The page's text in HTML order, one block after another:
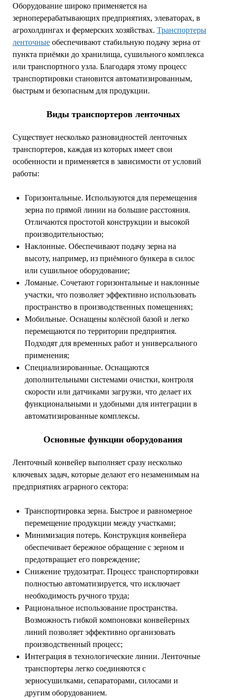
Оборудование широко применяется на
зерноперерабатывающих предприятиях, элеваторах, в
агрохолдингах и фермерских хозяйствах. Транспортеры
ленточныеобеспечивают стабильную подачу зерна от
пункта приёмки до хранилища, сушильного комплекса
или транспортного узла. Благодаря этому процесс
транспортировки становится автоматизированным,
быстрым и безопасным для продукции.
Виды транспортеров ленточных
Существует несколько разновидностей ленточных
транспортеров, каждая из которых имеет свои
особенности и применяется в зависимости от условий
работы:
Горизонтальные. Используются для перемещения
зерна по прямой линии на большие расстояния.
Отличаются простотой конструкции и высокой
производительностью;
Наклонные. Обеспечивают подачу зерна на
высоту, например, из приёмного бункера в силос
или сушильное оборудование;
Ломаные. Сочетают горизонтальные и наклонные
участки, что позволяет эффективно использовать
пространство в производственных помещениях;
Мобильные. Оснащены колёсной базой и легко
перемещаются по территории предприятия.
Подходят для временных работ и универсального
применения;
Специализированные. Оснащаются
дополнительными системами очистки, контроля
скорости или датчиками загрузки, что делает их
функциональными и удобными для интеграции в
автоматизированные комплексы.
Основные функции оборудования
Ленточный конвейер выполняет сразу несколько
ключевых задач, которые делают его незаменимым на
предприятиях аграрного сектора:
Транспортировка зерна. Быстрое и равномерное
перемещение продукции между участками;
Минимизация потерь. Конструкция конвейера
обеспечивает бережное обращение с зерном и
предотвращает его повреждение;
Снижение трудозатрат. Процесс транспортировки
полностью автоматизируется, что исключает
необходимость ручного труда;
Рациональное использование пространства.
Возможность гибкой компоновки конвейерных
линий позволяет эффективно организовать
производственный процесс;
Интеграция в технологические линии. Ленточные
транспортеры легко соединяются с
зерносушилками, сепараторами, силосами и
другим оборудованием.